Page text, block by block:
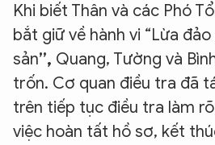
Khi biết Thân và các Phó
bắt giữ về hành vi “Lừa
sản”, Quang, Tường và
trốn. Cơ quan điều tra đã
trên tiếp tục điều tra làm
việc hoàn tất hồ sơ, kết